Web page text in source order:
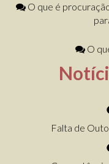
O que é
O
Falta de